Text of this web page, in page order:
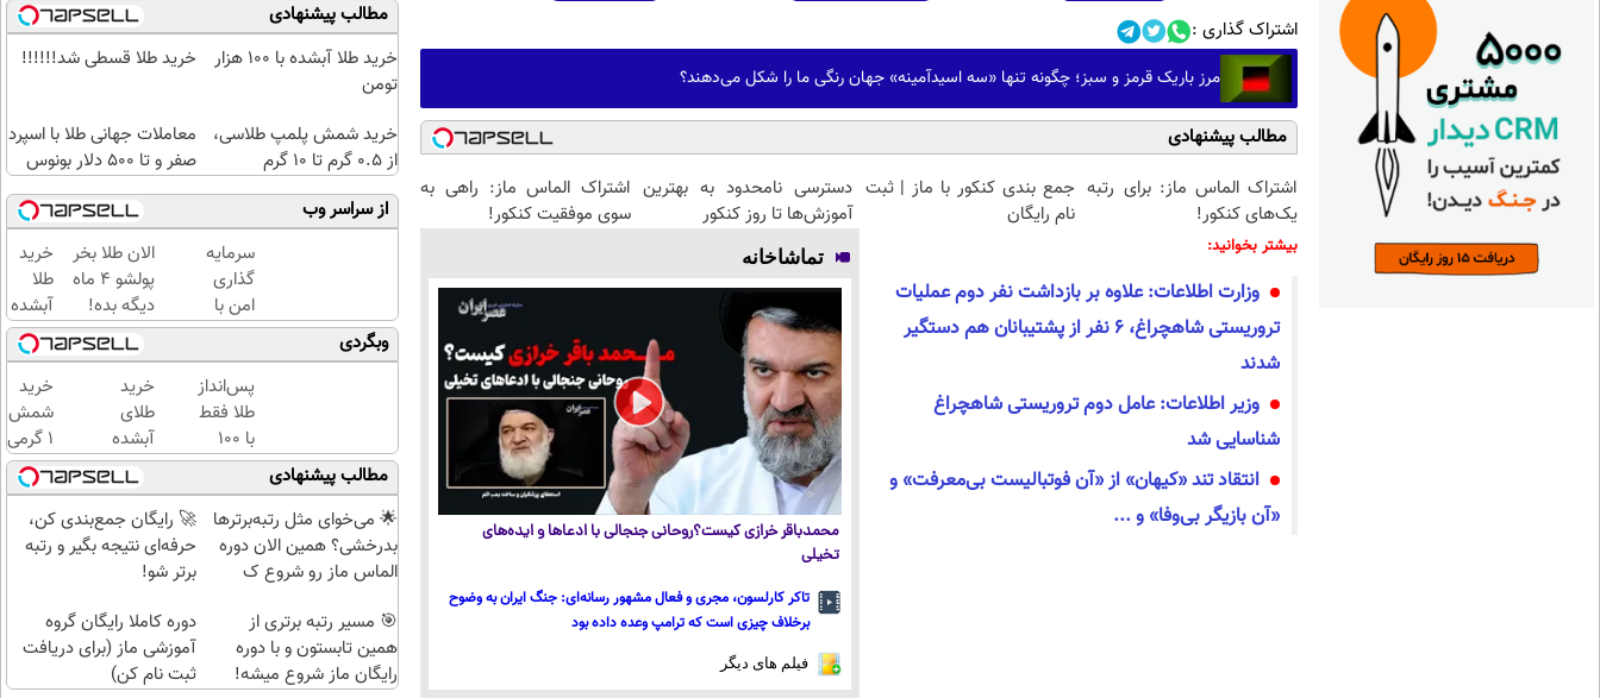
اشتراک گذاری :
مرز باریک قرمز و سبز؛ چگونه تنها «سه اسیدآمینه» جهان رنگی ما را شکل می‌دهند؟
مطالب پیشنهادی
اشتراک الماس ماز: برای رتبه
یک‌های کنکور!
جمع بندی کنکور با ماز | ثبت
نام رایگان
دسترسی نامحدود به بهترین
آموزش‌ها تا روز کنکور
اشتراک الماس ماز: راهی به
سوی موفقیت کنکور!
بیشتر بخوانید:
وزارت اطلاعات: علاوه بر بازداشت نفر دوم عملیات
تروریستی شاهچراغ، ۶ نفر از پشتیبانان هم دستگیر
شدند
وزیر اطلاعات: عامل دوم تروریستی شاهچراغ
شناسایی شد
انتقاد تند «کیهان» از «آن فوتبالیست بی‌معرفت» و
«آن بازیگر بی‌وفا» و ...
تماشاخانه
محمدباقر خرازی کیست؟روحانی جنجالی با ادعاها و ایده‌های
تخیلی
تاکر کارلسون، مجری و فعال مشهور رسانه‌ای: جنگ ایران به وضوح
برخلاف چیزی است که ترامپ وعده داده بود
فیلم های دیگر
مطالب پیشنهادی
خرید طلا آبشده با 100 هزار
تومن
خرید طلا قسطی شد!!!!!!
خرید شمش پلمپ طلاسی،
از ۰.۵ گرم تا ۱۰ گرم
معاملات جهانی طلا با اسپرد
صفر و تا ۵۰۰ دلار بونوس
از سراسر وب
سرمایه
گذاری
امن با
طلا و
نقره
دیجی
کالا
الان طلا بخر
پولشو 4 ماه
دیگه بده!
سرمایه‌گذاری
طلا با اقساط
بی‌بهره
خرید
طلا
آبشده
با 100
هزار
تومن
وبگردی
پس‌انداز
طلا فقط
با ۱۰۰
هزارتومان
(امن و
راحت)
خرید
طلای
آبشده
حتی با
۱۰۰هزارتومان
خرید
شمش
1 گرمی
از
طلاسی
مطالب پیشنهادی
🌟 می‌خوای مثل رتبه‌برترها
بدرخشی؟ همین الان دوره
الماس ماز رو شروع ک
🚀 رایگان جمع‌بندی کن،
حرفه‌ای نتیجه بگیر و رتبه
برتر شو!
🎯 مسیر رتبه برتری از
همین تابستون و با دوره
رایگان ماز شروع میشه!
دوره کاملا رایگان گروه
آموزشی ماز (برای دریافت
ثبت نام کن)